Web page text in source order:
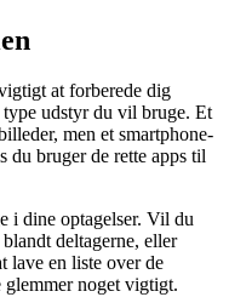
at forberede dig
udstyr du vil bruge. Et
men et smartphone-
du bruger de rette apps til
i dine optagelser. Vil du
deltagerne, eller
lave en liste over de
noget vigtigt.